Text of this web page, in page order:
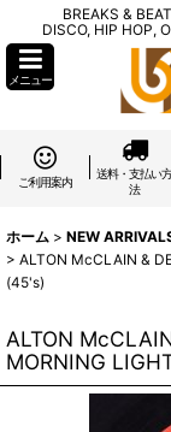
BREAKS &
DISCO, HIP HOP,
メニュー
ご利用案内
送料・支払い
法
ホーム > NEW
> ALTON McCLAIN &
(45's)
ALTON
MORNING